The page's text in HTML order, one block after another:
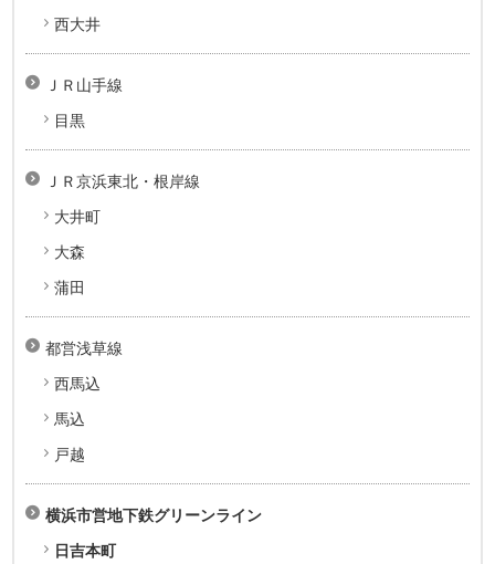
西大井
ＪＲ山手線
目黒
ＪＲ京浜東北・根岸線
大井町
大森
蒲田
都営浅草線
西馬込
馬込
戸越
横浜市営地下鉄グリーンライン
日吉本町